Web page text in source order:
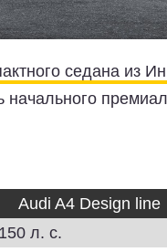
седана из
Audi A4 Design line
л. с.